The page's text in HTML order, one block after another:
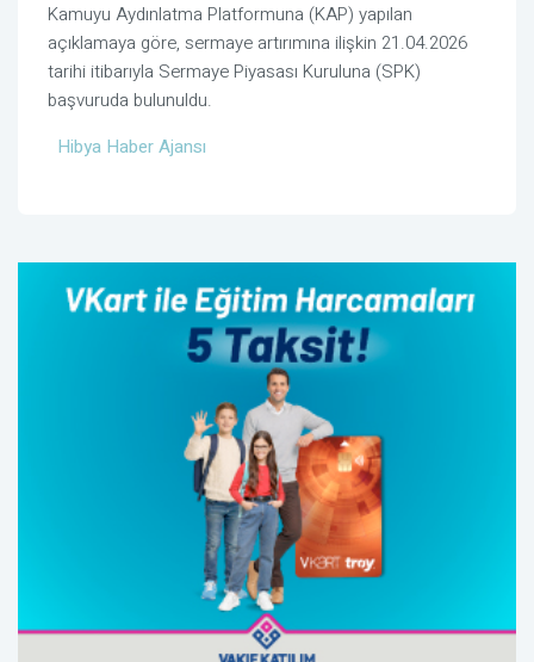
Kamuyu Aydınlatma Platformuna (KAP) yapılan
açıklamaya göre, sermaye artırımına ilişkin 21.04.2026
tarihi itibarıyla Sermaye Piyasası Kuruluna (SPK)
başvuruda bulunuldu.
Hibya Haber Ajansı